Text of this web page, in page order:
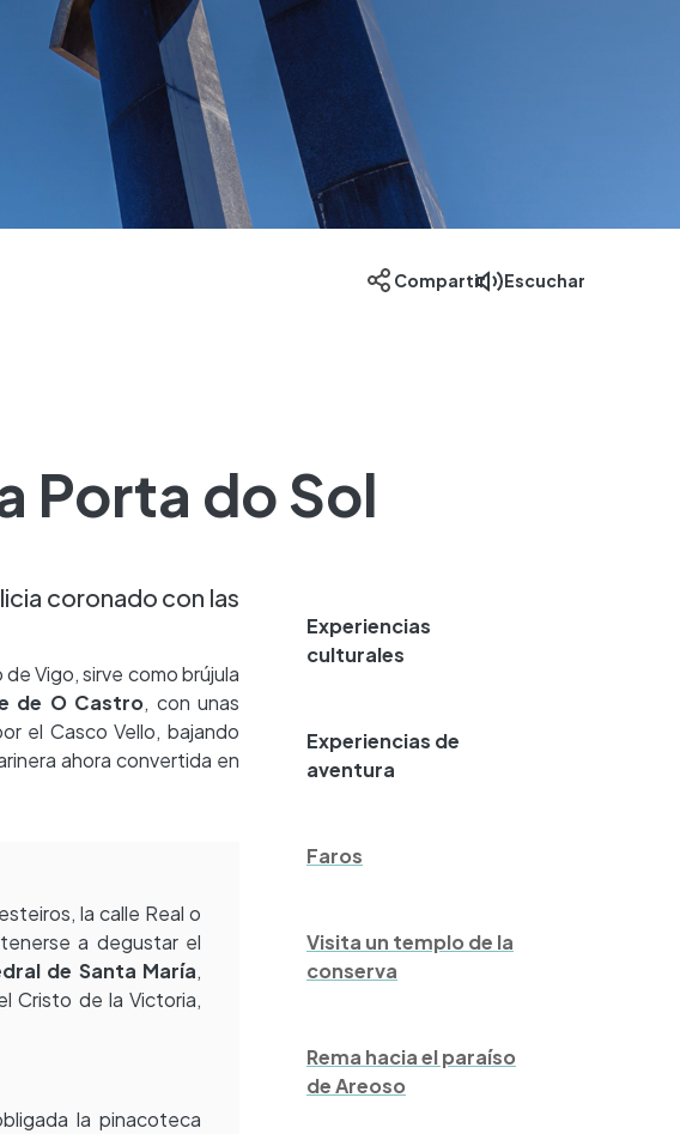
Compartir Escuchar
Porta do Sol
coronado con las
Vigo, sirve como brújula
de O Castro, con unas
el Casco Vello, bajando
ahora convertida en
la calle Real o
a degustar el
de Santa María,
Cristo de la Victoria,
la pinacoteca
Experiencias
culturales
Experiencias de
aventura
Faros
Visita un templo de la
conserva
Rema hacia el paraíso
de Areoso